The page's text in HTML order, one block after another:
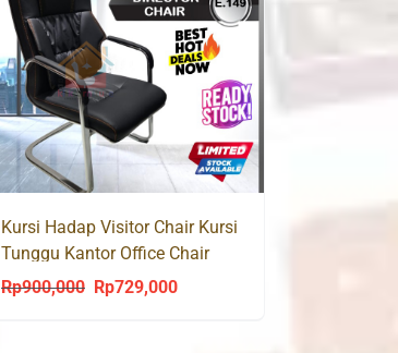
Kursi Hadap Visitor Chair Kursi
Tunggu Kantor Office Chair
E149
Rp900,000
Original
Rp729,000Current